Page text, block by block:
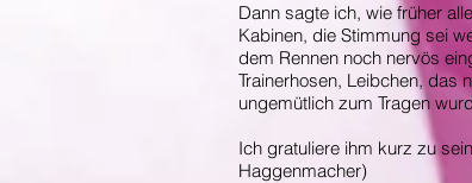
Dann sagte ich, wie früher
Kabinen, die Stimmung sei
dem Rennen noch nervös
Trainerhosen, Leibchen, das
ungemütlich zum Tragen
Ich gratuliere ihm kurz zu
Haggenmacher)